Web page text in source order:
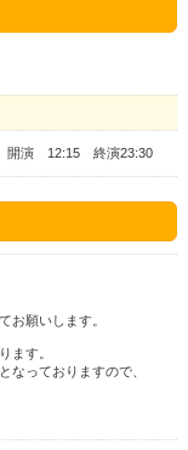
演 12:15 終演23:30
お願いします。
ます。
なっておりますので、